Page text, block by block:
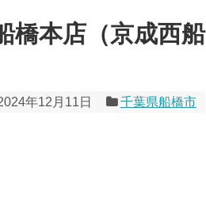
橋本店（京成西船
年12月11日 千葉県船橋市